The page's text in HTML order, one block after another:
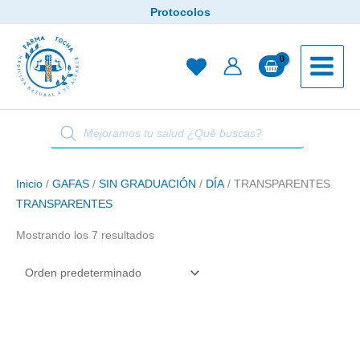
contenido
Protocolos
de
productos
Inicio / GAFAS / SIN GRADUACIÓN / DÍA/ TRANSPARENTES
TRANSPARENTES
Mostrando los 7 resultados